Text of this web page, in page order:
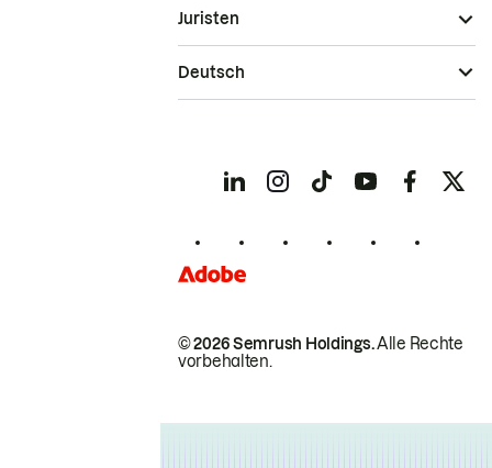
© 2026 Semrush Holdings.Alle Rechte
vorbehalten.
Juristen
Deutsch